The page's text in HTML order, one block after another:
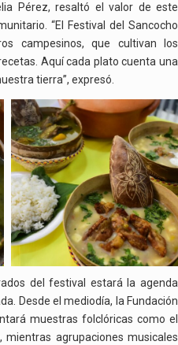
Pérez, resaltó el valor de este
“El Festival del Sancocho
campesinos, que cultivan los
Aquí cada plato cuenta una
tierra”, expresó.
del festival estará la agenda
Desde el mediodía, la Fundación
muestras folclóricas como el
agrupaciones musicales